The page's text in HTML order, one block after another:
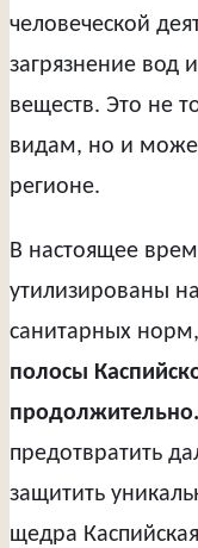
человеческой
загрязнение вод
веществ. Это не
видам, но и
регионе.
В настоящее
утилизированы
санитарных
полосы
продолжительно.
предотвратить
защитить
щедра